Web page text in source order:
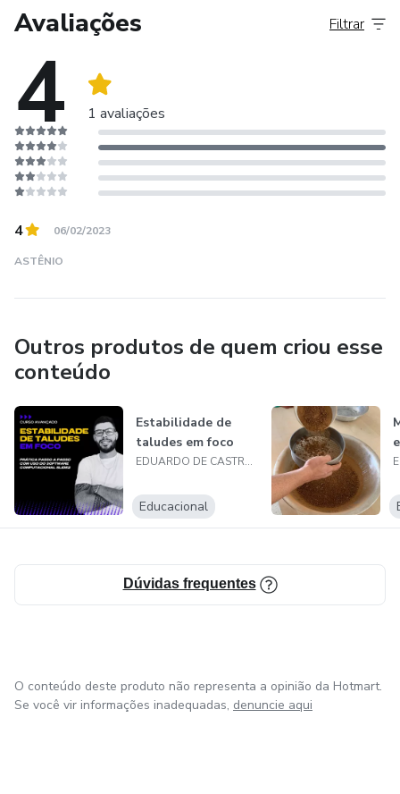
Avaliações
4 1 avaliações
Filtrar
4 06/02/2023
ASTÊNIO
Outros produtos de quem criou esse
conteúdo
Estabilidade de
taludes em foco
EDUARDO DE CASTRO BITTENCOURT
Educacional
Dúvidas frequentes
O conteúdo deste produto não representa a opinião da Hotmart.
Se você vir informações inadequadas, denuncie aqui